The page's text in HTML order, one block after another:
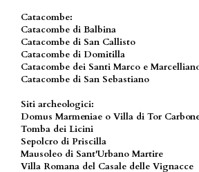
Catacombe:
Catacombe di Balbina
Catacombe di San Callisto
Catacombe di Domitilla
Catacombe dei Santi Marco e
Catacombe di San Sebastiano
Siti archeologici:
Domus Marmeniae o Villa di Tor
Tomba dei Licini
Sepolcro di Priscilla
Mausoleo di Sant'Urbano Martire
Villa Romana del Casale delle Vignacce